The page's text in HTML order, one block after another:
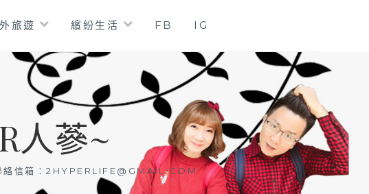
旅遊 繽紛生活 FB IG
人蔘~
信箱： 2HYPERLIFE@GMAIL.COM